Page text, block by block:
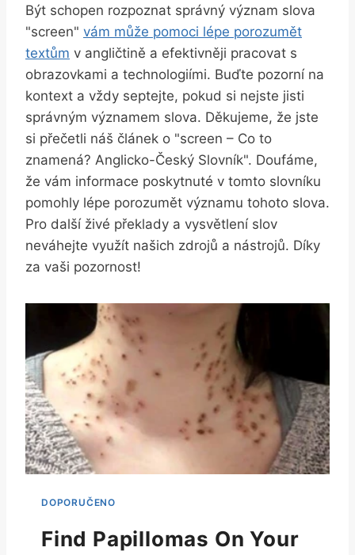
Být schopen rozpoznat správný význam slova​
"screen" vám ⁤může ⁤pomoci lépe‌ porozumět
textům v angličtině a efektivněji pracovat s
obrazovkami a technologiími. ‍Buďte ‌pozorní na
kontext ⁣a vždy​ septejte, pokud si ⁣nejste jisti
správným ⁣významem slova. Děkujeme, ⁤že jste
si přečetli ⁢náš​ článek​ o "screen – Co to
znamená? Anglicko-Český Slovník". Doufáme,
že‍ vám informace poskytnuté⁢ v tomto slovníku
pomohly lépe‌ porozumět ‌významu tohoto slova.
Pro další živé⁣ překlady a ⁢vysvětlení slov
neváhejte ⁣využít našich zdrojů a nástrojů.⁤ Díky ​
za vaši pozornost!
Find Papillomas On Your